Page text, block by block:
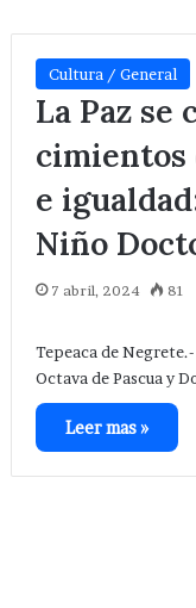
Cultura / General
La Paz se
cimientos
e
Niño
7 abril, 2024 81
Tepeaca de
Octava de Pascua y
Leer mas »